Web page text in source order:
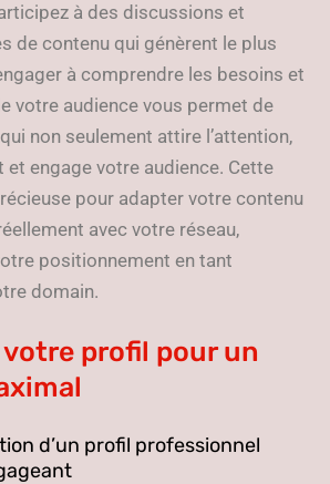
à des discussions et
de contenu qui génèrent le plus
à comprendre les besoins et
votre audience vous permet de
non seulement attire l’attention,
et engage votre audience. Cette
pour adapter votre contenu
avec votre réseau,
positionnement en tant
domain.
profil pour un
d’un profil professionnel